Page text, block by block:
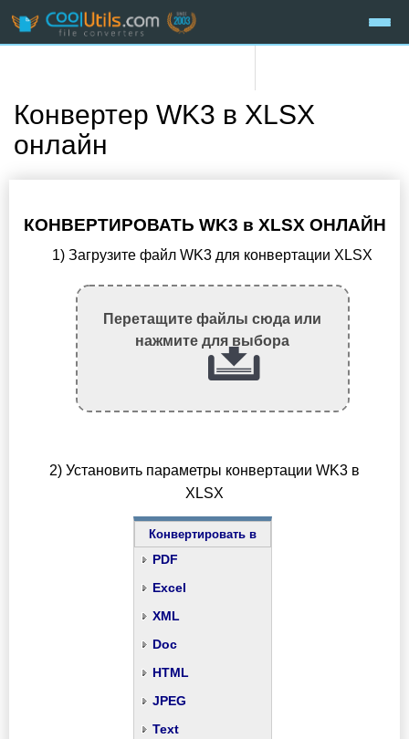
Конвертер WK3 в XLSX
онлайн
КОНВЕРТИРОВАТЬ WK3 в XLSX ОНЛАЙН
1) Загрузите файл WK3 для конвертации XLSX
Перетащите файлы сюда или
нажмите для выбора
2) Установить параметры конвертации WK3 в
XLSX
Конвертировать в
PDF
Excel
XML
Doc
HTML
JPEG
Text